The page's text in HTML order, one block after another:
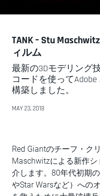
TANK – Stu
ィルム
最新の3Dモデリング
コードを使ってAdobe
構築しました。
MAY 23, 2018
Red Giantのチーフ・ク
Maschwitzによる新作シ
介します。80年代初期
やStar Warsなど）への